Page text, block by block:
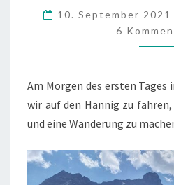
–
4
10. September 2021
6
Am Morgen des ersten Tages
wir auf den Hannig zu
und eine Wanderung zu